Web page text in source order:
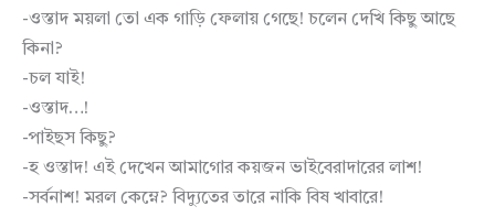
-ওস্তাদ ময়লা তো এক গাড়ি ফেলায় গেছে! চলেন দেখি কিছু আছে
কিনা?
-চল যাই!
-ওস্তাদ…!
-পাইছস কিছু?
-হ ওস্তাদ! এই দেখেন আমাগোর কয়জন ভাইবেরাদারের লাশ!
-সর্বনাশ! মরল কেম্নে? বিদ্যুতের তারে নাকি বিষ খাবারে!